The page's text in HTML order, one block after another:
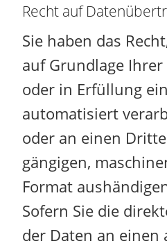
Recht auf
Sie haben das
auf Grundlage
oder in Erfüllung
automatisiert
oder an einen
gängigen,
Format
Sofern Sie die
der Daten an einen